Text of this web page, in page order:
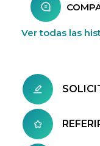
Ver todas las